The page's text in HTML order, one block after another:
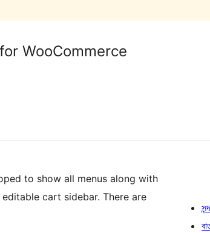
WooCommerce
to show all menus along with
cart sidebar. There are